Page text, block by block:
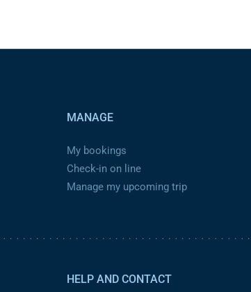
MANAGE
My bookings
Check-in on line
Manage my upcoming trip
HELP AND CONTACT